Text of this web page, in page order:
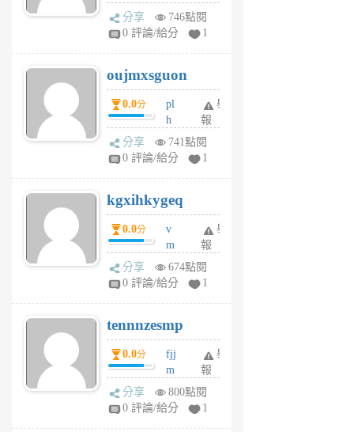
A
V
個
月
前
ld
gy
個
月
前
分享
746點閱
0 評論/給分
1
oujmxsguon
0.0分
pl
h
wi
w
6
個
月
前
舉
報
分享
741點閱
0 評論/給分
1
kgxihkygeq
0.0分
v
m
sg
sr
6
個
月
前
舉
報
分享
674點閱
0 評論/給分
1
tennnzesmp
0.0分
fjj
m
w
rs
舉
報
分享
800點閱
0 評論/給分
1